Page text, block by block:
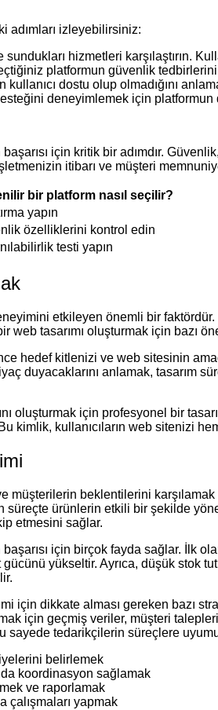
adımları izleyebilirsiniz:
hizmetleri karşılaştırın.
platformun güvenlik
kullanıcı dostu olup olmadığını
deneyimlemek için
için kritik bir adımdır.
itibarı ve müşteri
bir platform nasıl seçilir?
yapın
özelliklerini kontrol edin
testi yapın
etkileyen önemli bir
web tasarımı oluşturmak için bazı
hedef kitlenizi ve web sitesinin
duyacaklarını anlamak, tasarım
oluşturmak için profesyonel bir
kimlik, kullanıcıların web sitenizi
müşterilerin beklentilerini
ürünlerin etkili bir şekilde
etmesini sağlar.
için birçok fayda sağlar. İlk
yükseltir. Ayrıca, düşük stok
için dikkate alması gereken bazı
için geçmiş veriler, müşteri
sayede tedarikçilerin süreçlere
belirlemek
koordinasyon sağlamak
ve raporlamak
çalışmaları yapmak